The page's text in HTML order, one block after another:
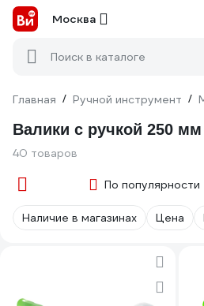
Москва
Поиск в каталоге
Главная / Ручной инструмент /
Валики с ручкой 250
40 товаров
По популярности
Наличие в магазинах Цена